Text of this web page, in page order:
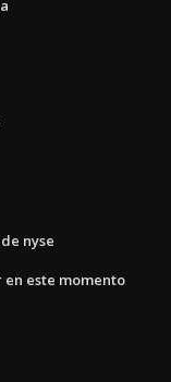
nyse
este momento